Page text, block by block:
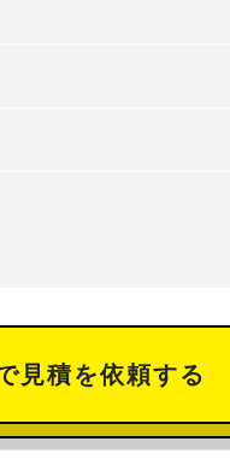
見積を依頼する